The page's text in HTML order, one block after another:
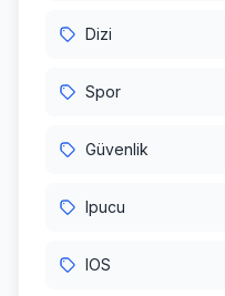
Dizi
Spor
Güvenlik
Ipucu
IOS